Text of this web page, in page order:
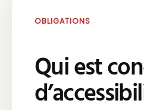
OBLIGATIONS
Qui est